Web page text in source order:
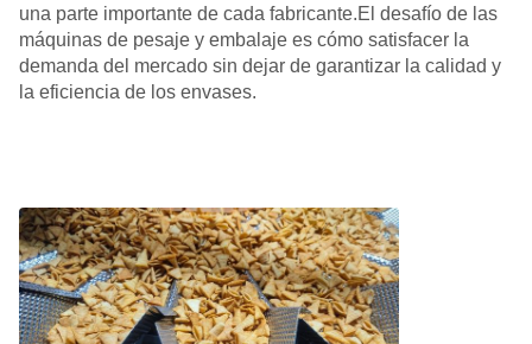
una parte importante de cada fabricante.El desafío de las
máquinas de pesaje y embalaje es cómo satisfacer la
demanda del mercado sin dejar de garantizar la calidad y
la eficiencia de los envases.